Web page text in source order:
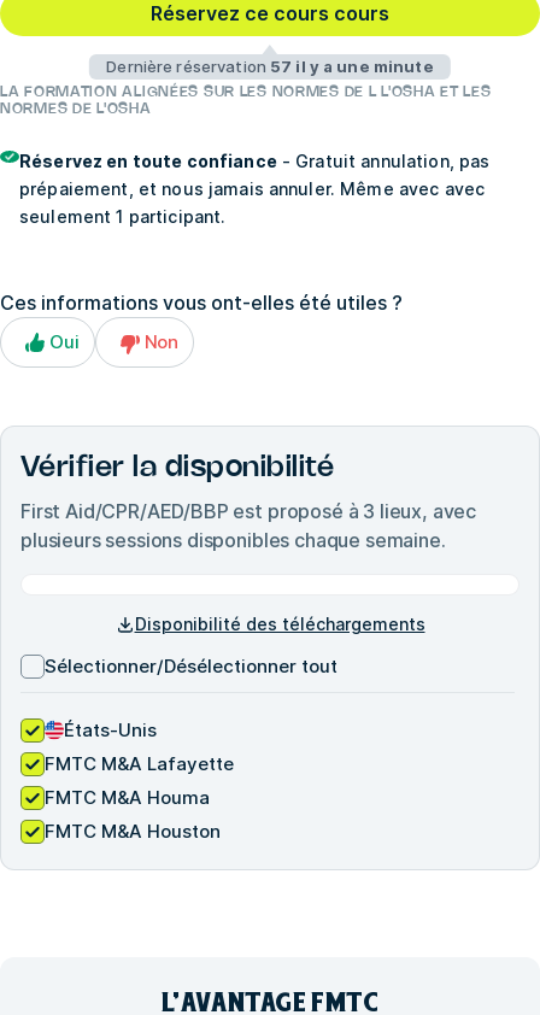
Réservez ce cours cours
Dernière réservation 57 il y a une minute
LA FORMATION ALIGNÉES SUR LES NORMES DE L L'OSHA ET LES
NORMES DE L'OSHA
Réservez en toute confiance- Gratuit annulation, pas
prépaiement, et nous jamais annuler. Même avec avec
seulement 1 participant.
Ces informations vous ont-elles été utiles ?
Oui Non
Vérifier la disponibilité
First Aid/CPR/AED/BBP est proposé à 3 lieux, avec
plusieurs sessions disponibles chaque semaine.
Disponibilité des téléchargements
Sélectionner/Désélectionner tout
États-Unis
FMTC M&A Lafayette
FMTC M&A Houma
FMTC M&A Houston
L'AVANTAGE FMTC